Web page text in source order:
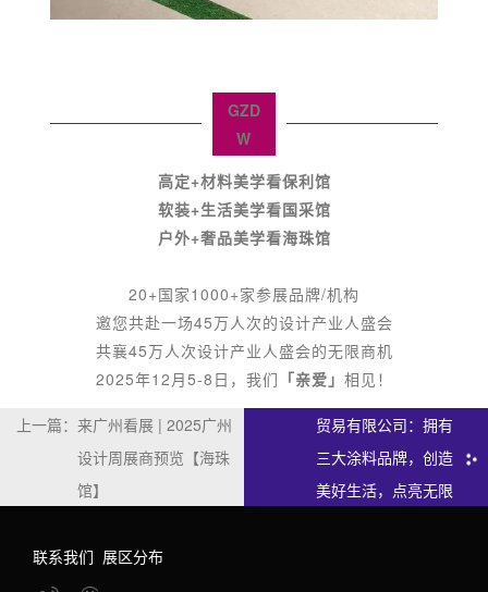
GZD
W
高定+材料美学看保利馆
软装+生活美学看国采馆
户外+奢品美学看海珠馆
20+国家1000+家参展品牌/机构
邀您共赴一场45万人次的设计产业人盛会
共襄45万人次设计产业人盛会的无限商机
2025年12月5-8日，我们 「亲爱」 相见！
上一篇： 来广州看展 | 2025广州
设计周展商预览【海珠
馆】
下一篇：展商推荐 | 杭州楷模
贸易有限公司：拥有
三大涂料品牌，创造
美好生活，点亮无限
联系我们 展区分布